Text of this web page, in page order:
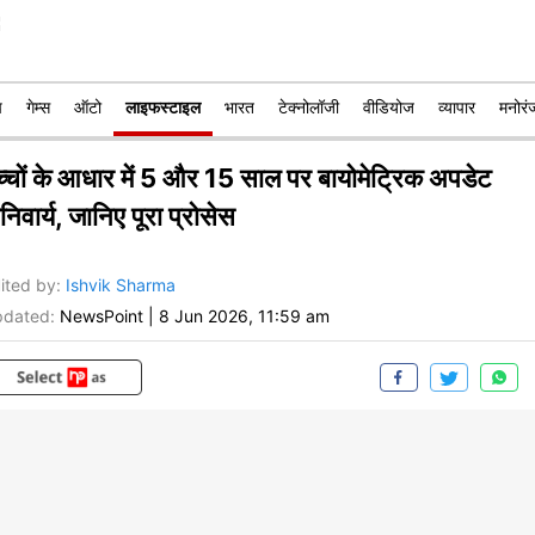
गेम्स ऑटो लाइफस्टाइल भारत टेक्नोलॉजी वीडियोज व्यापार
के आधार में 5 और 15 साल पर बायोमेट्रिक अपडेट
जानिए पूरा प्रोसेस
by: Ishvik Sharma
NewsPoint 8 Jun 2026, 11:59 am